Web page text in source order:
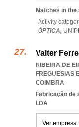
Matches in the
Activity
ÓPTICA,
Valter
RIBEIRA DE
FREGUESIAS
COIMBRA
Fabricação de
LDA
Ver empresa